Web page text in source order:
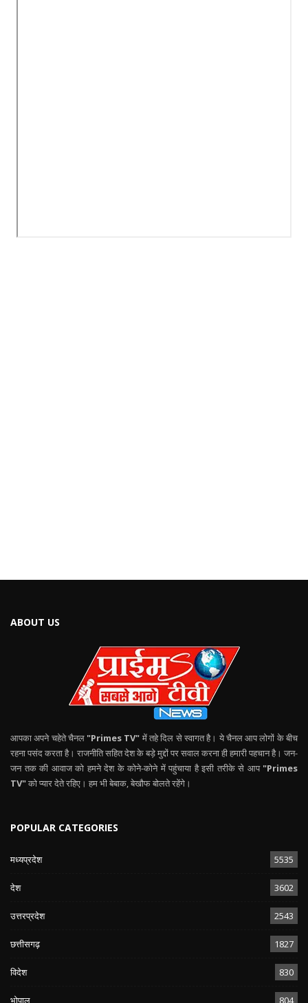
ABOUT US
आपका अपने चहेते चैनल "Primes TV" में तहे दिल से स्वागत है। ये चैनल आप लोगों के बीच
रहना पसंद करता है। राजनीति सहित देश के बड़े मुद्दों पर सवाल करना ही हमारी पहचान है। जन-
जन तक की आवाज को हमने देश के कोने-कोने में पहुंचाया है इसी तरीके से आप "Primes
TV"को प्यार देते रहिए। हम भी बेबाक, बेखौफ बोलते रहेंगे।
POPULAR CATEGORIES
मध्यप्रदेश 5535
देश 3602
उत्तरप्रदेश 2543
छत्तीसगढ़ 1827
विदेश 830
भोपाल 804